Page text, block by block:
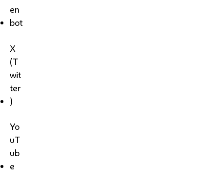
en
bot
X
(T
wit
ter
)
Yo
uT
ub
e